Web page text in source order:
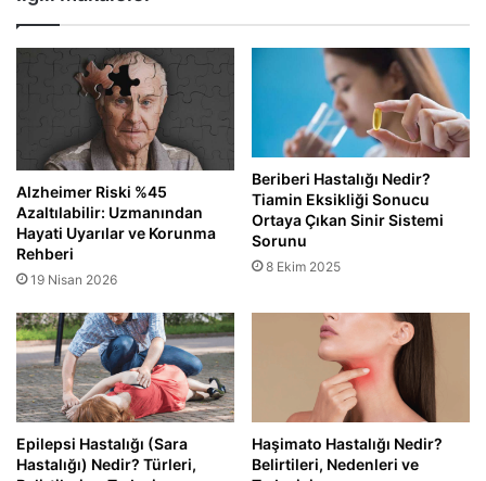
Alzheimer Riski %45
Azaltılabilir: Uzmanından
Hayati Uyarılar ve Korunma
Rehberi
19 Nisan 2026
Beriberi Hastalığı Nedir?
Tiamin Eksikliği Sonucu
Ortaya Çıkan Sinir Sistemi
Sorunu
8 Ekim 2025
Epilepsi Hastalığı (Sara
Hastalığı) Nedir? Türleri,
Haşimato Hastalığı Nedir?
Belirtileri, Nedenleri ve